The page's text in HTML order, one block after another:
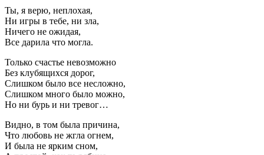
Ты, я верю, неплохая,
Ни игры в тебе, ни зла,
Ничего не ожидая,
Все дарила что могла.
Только счастье невозможно
Без клубящихся дорог,
Слишком было все несложно,
Слишком много было можно,
Но ни бурь и ни тревог…
Видно, в том была причина,
Что любовь не жгла огнем,
И была не ярким сном,